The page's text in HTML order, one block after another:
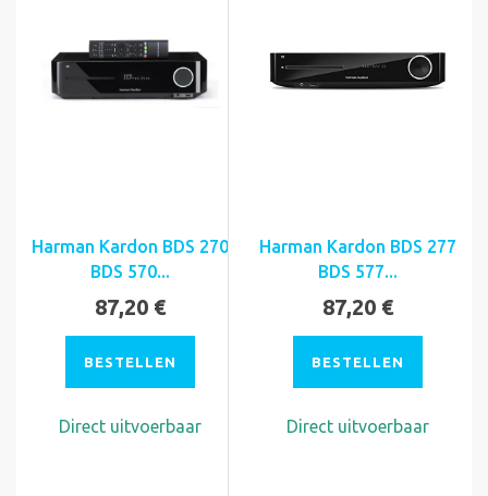
Harman Kardon BDS 270
BDS 570...
87,20 €
BESTELLEN
Direct uitvoerbaar
Harman Kardon BDS 277
BDS 577...
87,20 €
BESTELLEN
Direct uitvoerbaar